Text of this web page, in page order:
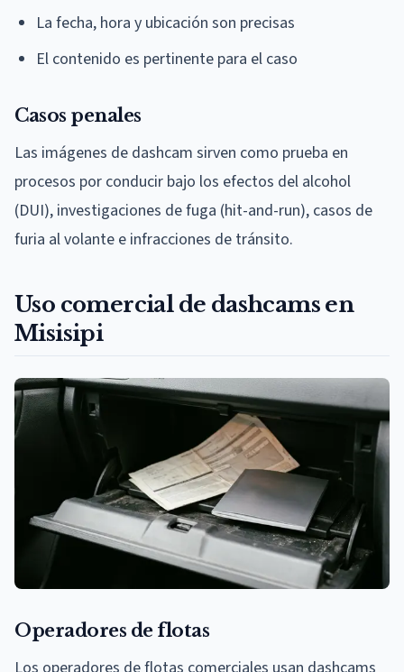
La fecha, hora y ubicación son precisas
El contenido es pertinente para el caso
Casos penales
Las imágenes de dashcam sirven como prueba en
procesos por conducir bajo los efectos del alcohol
(DUI), investigaciones de fuga (hit-and-run), casos de
furia al volante e infracciones de tránsito.
Uso comercial de dashcams en
Misisipi
Operadores de flotas